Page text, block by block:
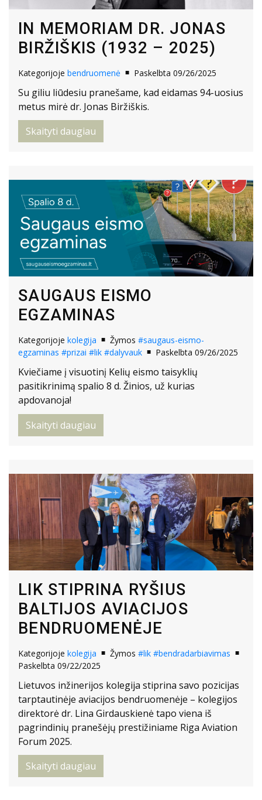
IN MEMORIAM DR. JONAS
BIRŽIŠKIS (1932 – 2025)
Kategorijoje bendruomenė Paskelbta 09/26/2025
Su giliu liūdesiu pranešame, kad eidamas 94-uosius
metus mirė dr. Jonas Biržiškis.
Skaityti daugiau
SAUGAUS EISMO
EGZAMINAS
Kategorijoje kolegija Žymos #saugaus-eismo-
egzaminas #prizai #lik #dalyvauk Paskelbta 09/26/2025
Kviečiame į visuotinį Kelių eismo taisyklių
pasitikrinimą spalio 8 d. Žinios, už kurias
apdovanoja!
Skaityti daugiau
LIK STIPRINA RYŠIUS
BALTIJOS AVIACIJOS
BENDRUOMENĖJE
Kategorijoje kolegija Žymos #lik #bendradarbiavimas
Paskelbta 09/22/2025
Lietuvos inžinerijos kolegija stiprina savo pozicijas
tarptautinėje aviacijos bendruomenėje – kolegijos
direktorė dr. Lina Girdauskienė tapo viena iš
pagrindinių pranešėjų prestižiniame Riga Aviation
Forum 2025.
Skaityti daugiau